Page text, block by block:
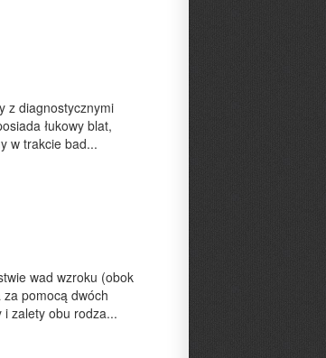
z diagnostycznymi
łukowy blat,
w trakcie bad...
wad wzroku (obok
pomocą dwóch
i zalety obu rodza...